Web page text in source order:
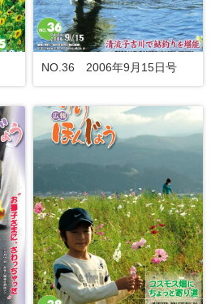
NO.36 2006年9月15日号